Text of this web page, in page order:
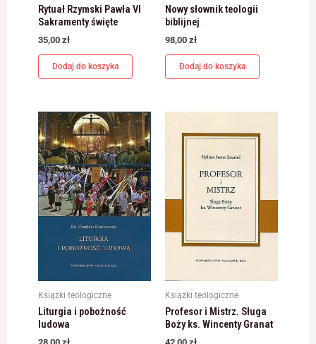
Rytuał Rzymski Pawła VI
Sakramenty święte
35,00 zł
Dodaj do koszyka
Nowy słownik teologii
biblijnej
98,00 zł
Dodaj do koszyka
Książki teologiczne
Liturgia i pobożność
ludowa
28,00 zł
Książki teologiczne
Profesor i Mistrz. Sługa
Boży ks. Wincenty Granat
42,00 zł